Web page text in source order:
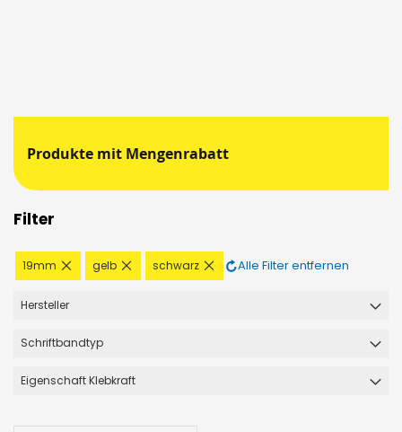
Produkte mit Mengenrabatt
Filter
19mm
Diesen
Artikel
gelb
Diesen
Artikel
schwarz
Diesen
Artikel
Alle Filter entfernen
Hersteller
Schriftbandtyp
Eigenschaft Klebkraft